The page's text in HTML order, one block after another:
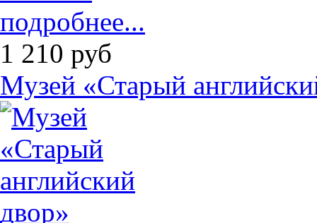
подробнее...
1 210 руб
Музей «Старый